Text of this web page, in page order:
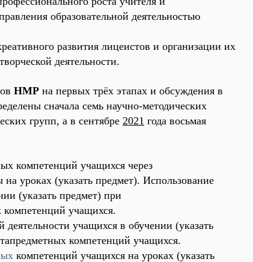
образовательной деятельностью
развития лицеистов и организации их
деятельности.
НМР на первых трёх этапах и обсуждения в
сначала семь научно-методических
групп, а в сентябре 2021 года восьмая
компетенций учащихся через
на уроках (указать предмет). Использование
(указать предмет) при
компетенций учащихся.
деятельности учащихся в обучении (указать
компетенций учащихся.
компетенций учащихся на уроках (указать